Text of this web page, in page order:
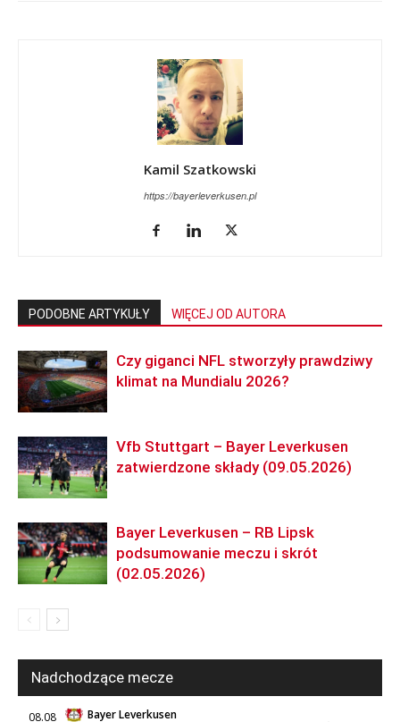
Kamil Szatkowski
https://bayerleverkusen.pl
PODOBNE ARTYKUŁY WIĘCEJ OD AUTORA
Czy giganci NFL stworzyły prawdziwy
klimat na Mundialu 2026?
Vfb Stuttgart – Bayer Leverkusen
zatwierdzone składy (09.05.2026)
Bayer Leverkusen – RB Lipsk
podsumowanie meczu i skrót
(02.05.2026)
Nadchodzące mecze
08.08
Bayer Leverkusen